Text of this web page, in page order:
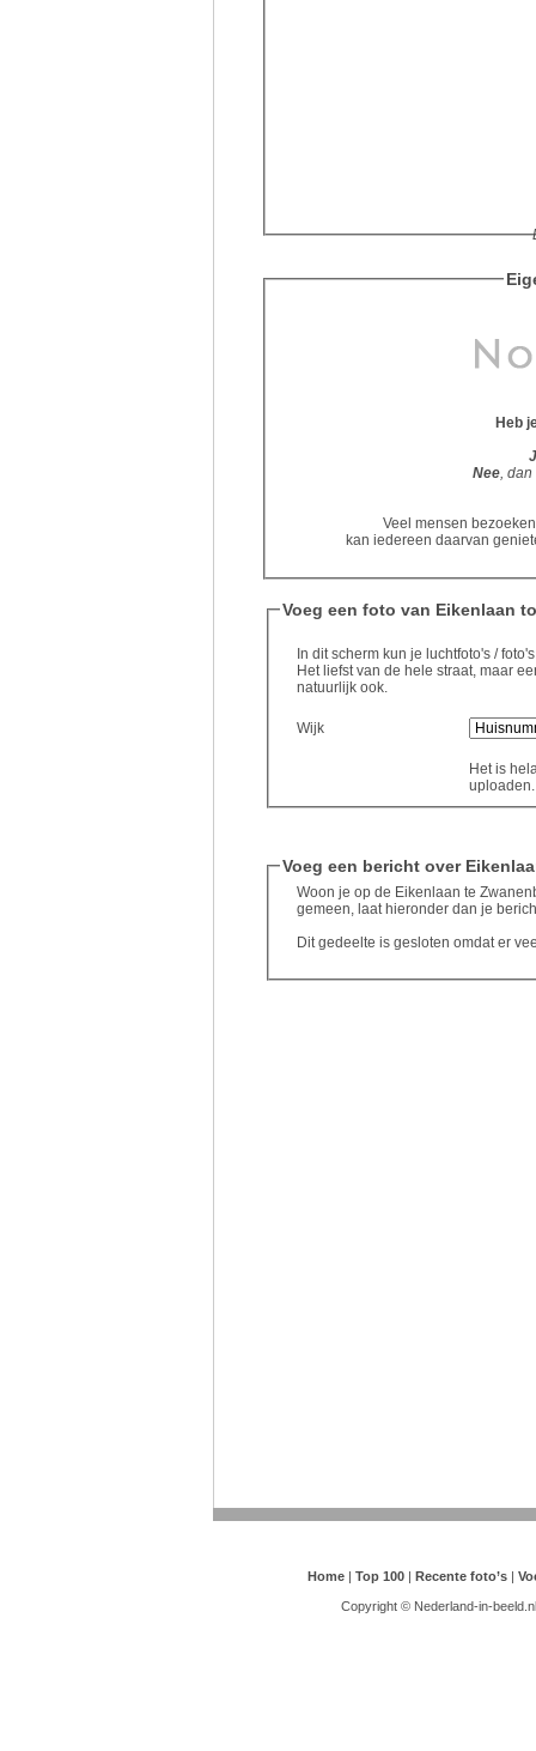
Heb
Nee, dan
Veel mensen
kan iedereen daarvan
Voeg een foto van Eikenlaan
In dit scherm kun je luchtfoto's /
Het liefst van de hele straat, maar
natuurlijk ook.
Wijk
Het is
Voeg een bericht over
Woon je op de Eikenlaan te
gemeen, laat hieronder dan je
Dit gedeelte is gesloten omdat er
Home | Top 100 | Recente foto’s |
Copyright © Nederland-in-